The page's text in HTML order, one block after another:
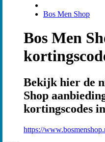
Bos Men Shop
Bos Men
Bekijk hier de
Shop
kortingscodes
https://